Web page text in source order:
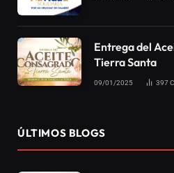
Entrega del
Tierra Santa
09/01/2025 397
ÚLTIMOS BLOGS